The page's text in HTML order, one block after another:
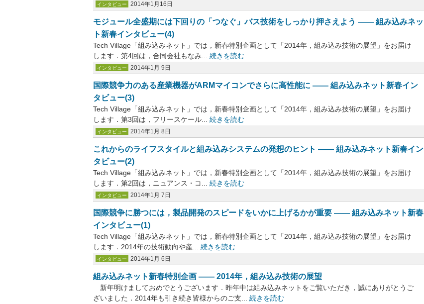
インタビュー 2014年1月16日
モジュール全盛期には下回りの「つなぐ」バス技術をしっかり押さえよう ―― 組み込みネッ
ト新春インタビュー(4)
Tech Village「組み込みネット」では，新春特別企画として「2014年，組み込み技術の展望」をお届け
します．第4回は，合同会社もなみ... 続きを読む
インタビュー 2014年1月 9日
国際競争力のある産業機器がARMマイコンでさらに高性能に ―― 組み込みネット新春イン
タビュー(3)
Tech Village「組み込みネット」では，新春特別企画として「2014年，組み込み技術の展望」をお届け
します．第3回は，フリースケール... 続きを読む
インタビュー 2014年1月 8日
これからのライフスタイルと組み込みシステムの発想のヒント ―― 組み込みネット新春イン
タビュー(2)
Tech Village「組み込みネット」では，新春特別企画として「2014年，組み込み技術の展望」をお届け
します．第2回は，ニュアンス・コ... 続きを読む
インタビュー 2014年1月 7日
国際競争に勝つには，製品開発のスピードをいかに上げるかが重要 ―― 組み込みネット新春
インタビュー(1)
Tech Village「組み込みネット」では，新春特別企画として「2014年，組み込み技術の展望」をお届け
します．2014年の技術動向や産... 続きを読む
インタビュー 2014年1月 6日
組み込みネット新春特別企画 ―― 2014年，組み込み技術の展望
新年明けましておめでとうございます．昨年中は組み込みネットをご覧いただき，誠にありがとうご
ざいました．2014年も引き続き皆様からのご支... 続きを読む